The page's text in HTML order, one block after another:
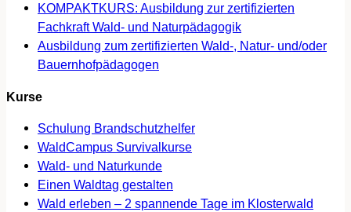
KOMPAKTKURS: Ausbildung zur zertifizierten
Fachkraft Wald- und Naturpädagogik
Ausbildung zum zertifizierten Wald-, Natur- und/oder
Bauernhofpädagogen
Kurse
Schulung Brandschutzhelfer
WaldCampus Survivalkurse
Wald- und Naturkunde
Einen Waldtag gestalten
Wald erleben – 2 spannende Tage im Klosterwald